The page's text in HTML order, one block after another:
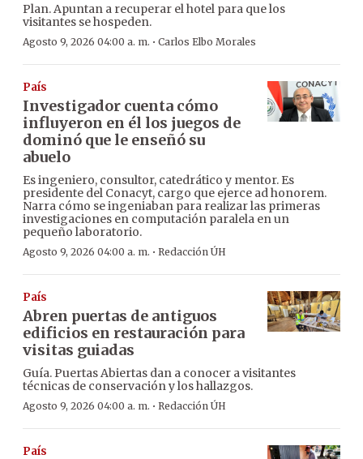
Plan. Apuntan a recuperar el hotel para que los
visitantes se hospeden.
Agosto 9, 2026 04:00 a. m. · Carlos Elbo Morales
País
Investigador cuenta cómo
influyeron en él los juegos de
dominó que le enseñó su
abuelo
Es ingeniero, consultor, catedrático y mentor. Es
presidente del Conacyt, cargo que ejerce ad honorem.
Narra cómo se ingeniaban para realizar las primeras
investigaciones en computación paralela en un
pequeño laboratorio.
Agosto 9, 2026 04:00 a. m. · Redacción ÚH
País
Abren puertas de antiguos
edificios en restauración para
visitas guiadas
Guía. Puertas Abiertas dan a conocer a visitantes
técnicas de conservación y los hallazgos.
Agosto 9, 2026 04:00 a. m. · Redacción ÚH
País